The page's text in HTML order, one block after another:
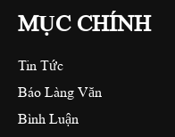
MỤC CHÍNH
Tin Tức
Báo Làng Văn
Bình Luận